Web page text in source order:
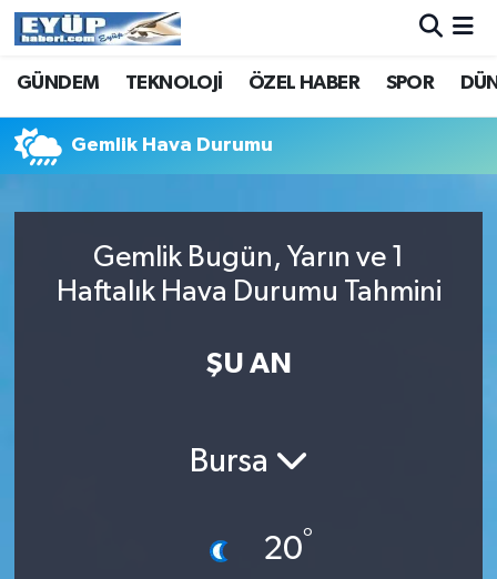
GÜNDEM TEKNOLOJİ ÖZEL HABER SPOR
Gemlik Hava Durumu
Gemlik Bugün, Yarın ve 1
Haftalık Hava Durumu Tahmini
ŞU AN
Bursa
20°